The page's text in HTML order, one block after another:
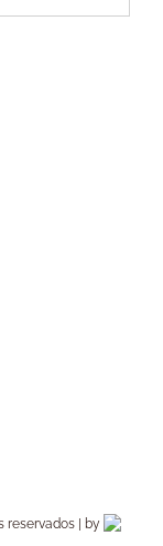
reservados | by